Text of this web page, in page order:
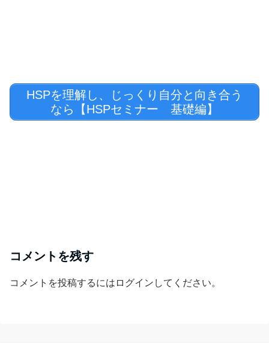
HSPを理解し、じっくり自分と向き合う
なら【HSPセミナー 基礎編】
コメントを残す
コメントを投稿するには ログイン してください。